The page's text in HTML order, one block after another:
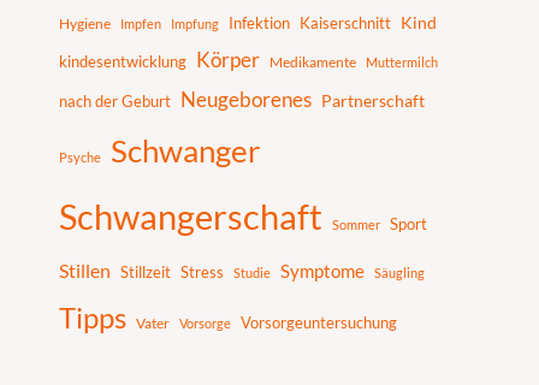
Hygiene Impfen Impfung Infektion Kaiserschnitt Kind
kindesentwicklung Körper Medikamente Muttermilch
nach der Geburt Neugeborenes Partnerschaft
Psyche Schwanger
Schwangerschaft Sommer Sport
Stillen Stillzeit Stress Studie Symptome Säugling
Tipps Vater Vorsorge Vorsorgeuntersuchung